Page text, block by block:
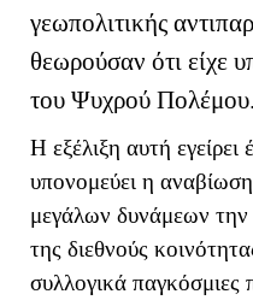
γεωπολιτικής
θεωρούσαν ότι είχε
του Ψυχρού Πολέμου.
Η εξέλιξη αυτή
υπονομεύει η
μεγάλων δυνάμεων
της διεθνούς
συλλογικά παγκόσμιες